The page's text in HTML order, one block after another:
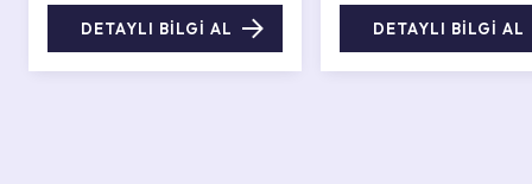
DETAYLI BİLGİ AL DETAYLI BİLGİ AL